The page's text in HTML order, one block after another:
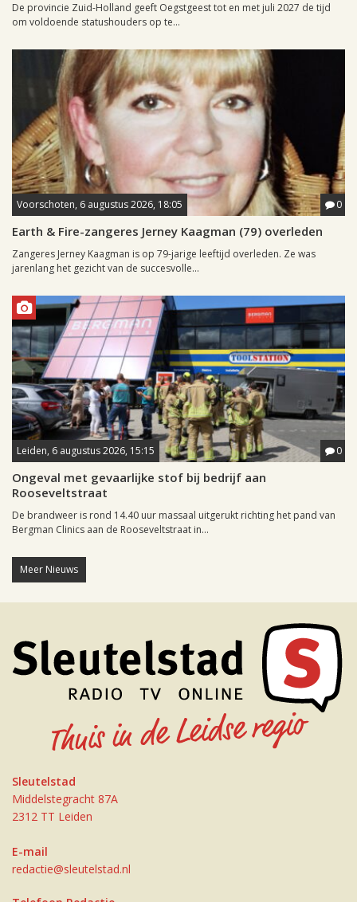
De provincie Zuid-Holland geeft Oegstgeest tot en met juli 2027 de tijd
om voldoende statushouders op te...
Voorschoten, 6 augustus 2026, 18:05 0
Earth & Fire-zangeres Jerney Kaagman (79) overleden
Zangeres Jerney Kaagman is op 79-jarige leeftijd overleden. Ze was
jarenlang het gezicht van de succesvolle...
Leiden, 6 augustus 2026, 15:15 0
Ongeval met gevaarlijke stof bij bedrijf aan
Rooseveltstraat
De brandweer is rond 14.40 uur massaal uitgerukt richting het pand van
Bergman Clinics aan de Rooseveltstraat in...
Meer Nieuws
Sleutelstad
Middelstegracht 87A
2312 TT Leiden
E-mail
redactie@sleutelstad.nl